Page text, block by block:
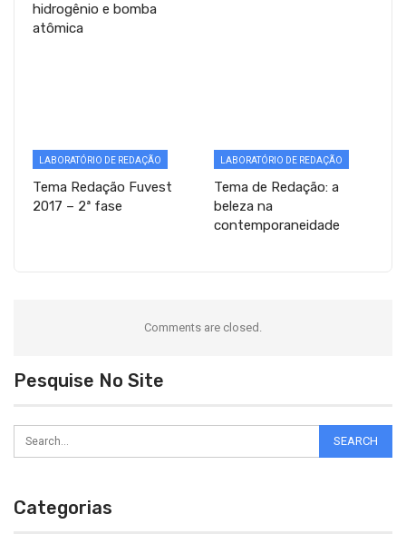
hidrogênio e bomba
atômica
LABORATÓRIO DE REDAÇÃO
Tema Redação Fuvest
2017 – 2ª fase
LABORATÓRIO DE REDAÇÃO
Tema de Redação: a
beleza na
contemporaneidade
Comments are closed.
Pesquise No Site
Categorias